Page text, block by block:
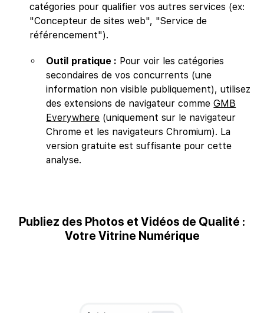
catégories pour qualifier vos autres services (ex:
"Concepteur de sites web", "Service de
référencement").
Outil pratique : Pour voir les catégories
secondaires de vos concurrents (une
information non visible publiquement), utilisez
des extensions de navigateur commeGMB
Everywhere (uniquement sur le navigateur
Chrome et les navigateurs Chromium). La
version gratuite est suffisante pour cette
analyse.
Publiez des Photos et Vidéos de Qualité :
Votre Vitrine Numérique